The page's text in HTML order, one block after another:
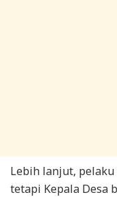
Lebih lanjut, pelaku
tetapi Kepala Desa